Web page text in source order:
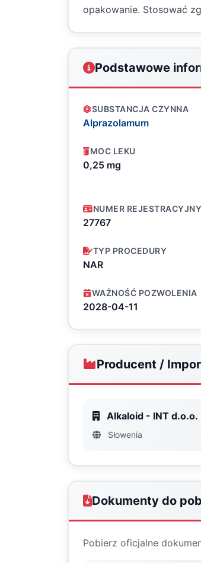
opakowanie. Stosować
Podstawowe
SUBSTANCJA CZYNNA
Alprazolamum
MOC LEKU
0,25 mg
NUMER REJESTRACYJNY
27767
TYP PROCEDURY
NAR
WAŻNOŚĆ POZWOLENIA
2028-04-11
Producent /
Alkaloid - INT d.o.o.
Słowenia
Dokumenty do
Pobierz oficjalne